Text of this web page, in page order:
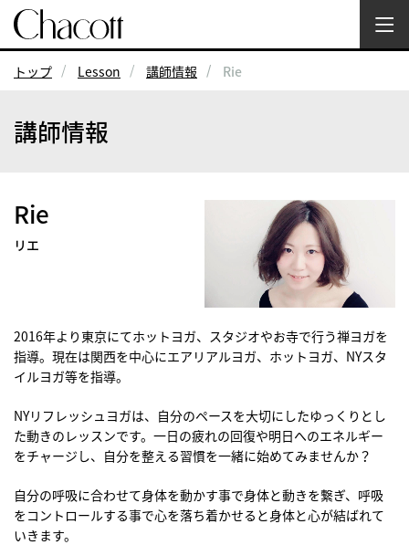
トップ Lesson 講師情報 Rie
講師情報
Rie
リエ
2016年より東京にてホットヨガ、スタジオやお寺で行う禅ヨガを
指導。現在は関西を中心にエアリアルヨガ、ホットヨガ、NYスタ
イルヨガ等を指導。
NYリフレッシュヨガは、自分のペースを大切にしたゆっくりとし
た動きのレッスンです。一日の疲れの回復や明日へのエネルギー
をチャージし、自分を整える習慣を一緒に始めてみませんか？
自分の呼吸に合わせて身体を動かす事で身体と動きを繋ぎ、呼吸
をコントロールする事で心を落ち着かせると身体と心が結ばれて
いきます。